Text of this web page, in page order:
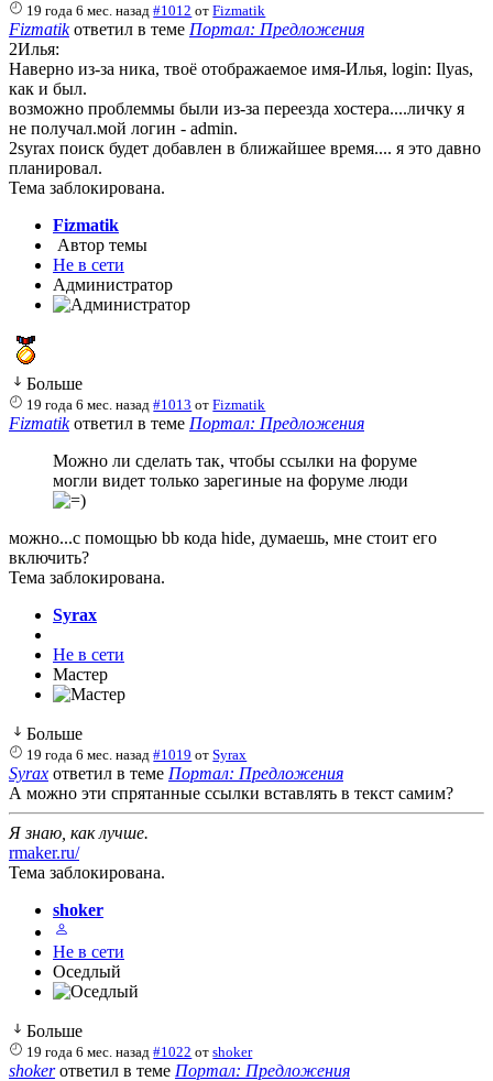
19 года 6 мес. назад #1012 отFizmatik
Fizmatikответил в теме Портал: Предложения
2Илья:
Наверно из-за ника, твоё отображаемое имя-Илья, login: Ilyas,
как и был.
возможно проблеммы были из-за переезда хостера....личку я
не получал.мой логин - admin.
2syrax поиск будет добавлен в ближайшее время.... я это давно
планировал.
Тема заблокирована.
Fizmatik
Автор темы
Не в сети
Администратор
Больше
19 года 6 мес. назад #1013 отFizmatik
Fizmatikответил в теме Портал: Предложения
Можно ли сделать так, чтобы ссылки на форуме
могли видет только зарегиные на форуме люди
можно...с помощью bb кода hide, думаешь, мне стоит его
включить?
Тема заблокирована.
Syrax
Не в сети
Мастер
Больше
19 года 6 мес. назад #1019 отSyrax
Syrax ответил в теме Портал: Предложения
А можно эти спрятанные ссылки вставлять в текст самим?
Я знаю, как лучше.
rmaker.ru/
Тема заблокирована.
shoker
Не в сети
Оседлый
Больше
19 года 6 мес. назад #1022 отshoker
shokerответил в теме Портал: Предложения